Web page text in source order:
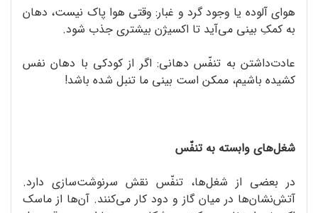
هوای آلوده یا وجود گرد و غبار: وقتی هوا پاک نیست، دهان
به کمکِ بینی می‌آید تا اکسیژن بیشتری جذب شود.
عادت‌داشتن به تنفّس دهانی: اگر از کودکی با دهان نفس
کشیده باشیم، ممکن است بینی‌ ما تنبل شده باشد!
شغل‌های وابسته به تنفّس
در بعضی از شغل‌ها، تنفّس نقش سرنوشت‌سازی دارد.
آتش‌نشان‌ها در میان گاز و دود کار می‌کنند. آن‌ها از ماسک